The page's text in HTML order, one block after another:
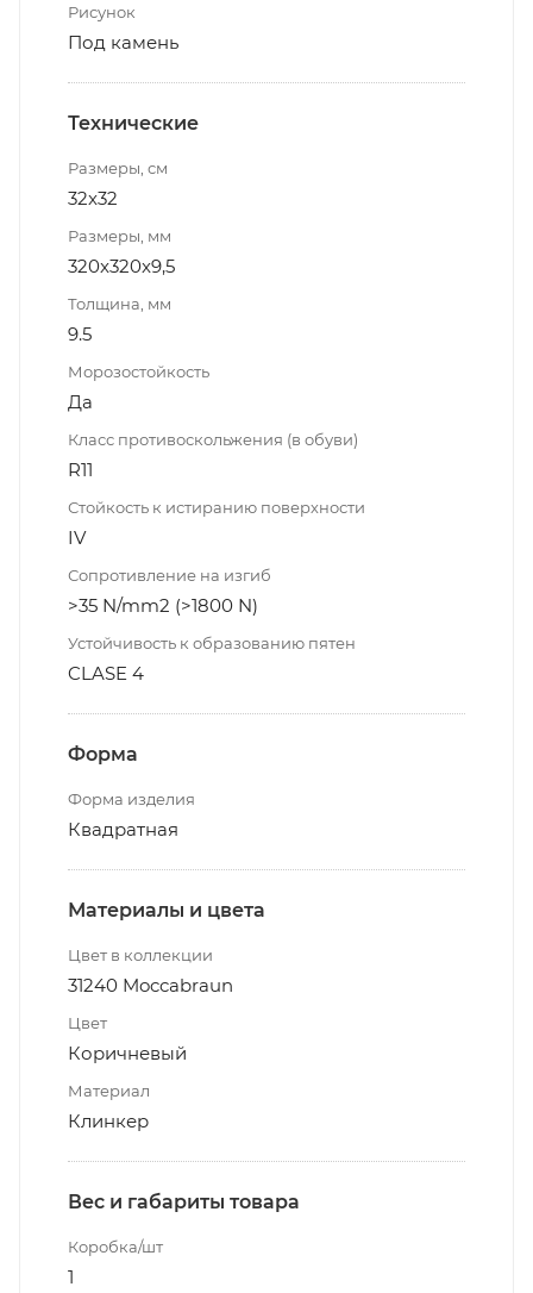
Рисунок
Под камень
Технические
Размеры, см
32x32
Размеры, мм
320x320x9,5
Толщина, мм
9.5
Морозостойкость
Да
Класс противоскольжения (в обуви)
R11
Стойкость к истиранию поверхности
IV
Сопротивление на изгиб
>35 N/mm2 (>1800 N)
Устойчивость к образованию пятен
CLASE 4
Форма
Форма изделия
Квадратная
Материалы и цвета
Цвет в коллекции
31240 Moccabraun
Цвет
Коричневый
Материал
Клинкер
Вес и габариты товара
Коробка/шт
1